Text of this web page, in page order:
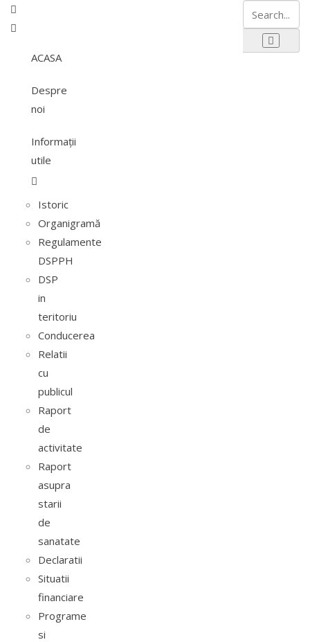
ACASA
Despre
noi
Informaţii
utile
Istoric
Organigramă
Regulamente
DSPPH
DSP
in
teritoriu
Conducerea
Relatii
cu
publicul
Raport
de
activitate
Raport
asupra
starii
de
sanatate
Declaratii
Situatii
financiare
Programe
si